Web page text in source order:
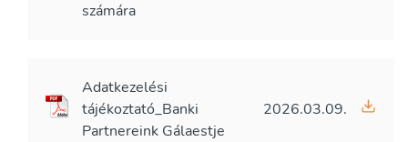
számára
Adatkezelési
tájékoztató_Banki
Partnereink Gálaestje
2026.03.09.